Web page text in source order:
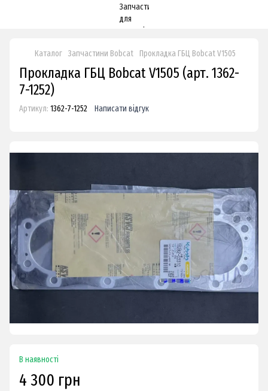
Каталог Запчастини Bobcat Прокладка ГБЦ Bobcat V1505
Прокладка ГБЦ Bobcat V1505 (арт. 1362-
7-1252)
Артикул: 1362-7-1252 Написати відгук
В наявності
4 300 грн